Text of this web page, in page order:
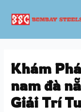
content
Khám
nam đà
Giải Trí
navigation